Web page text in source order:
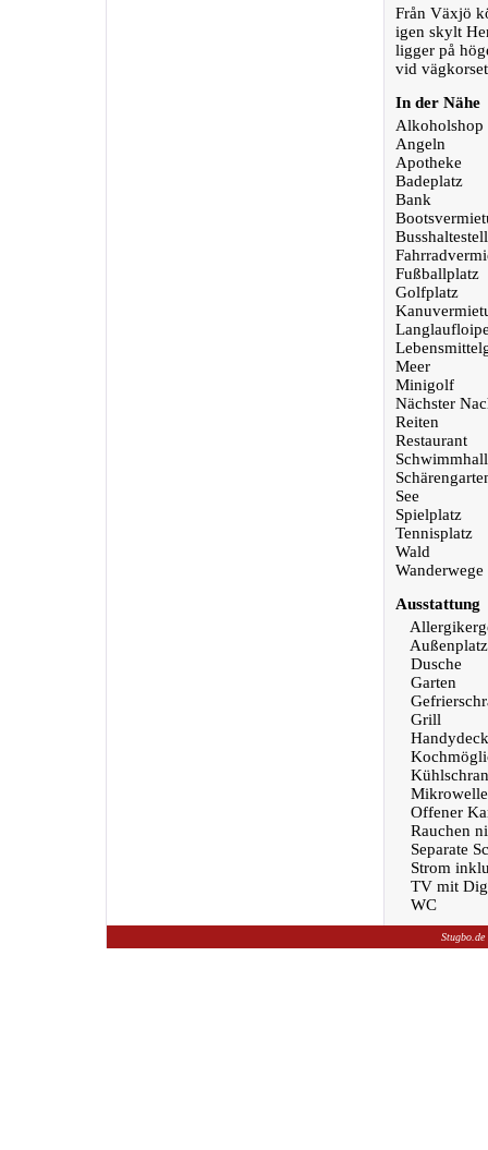
Från Växjö
igen skylt
ligger på
vid
In der Nähe
Alkoholshop
Angeln
Apotheke
Badeplatz
Bank
Fußballplatz
Golfplatz
Meer
Minigolf
Nächster
Reiten
Restaurant
See
Spielplatz
Tennisplatz
Wald
Wanderwege
Ausstattung
Dusche
Garten
Grill
Mikrowelle
Offener
Rauchen
Separate
Strom
TV mit
WC